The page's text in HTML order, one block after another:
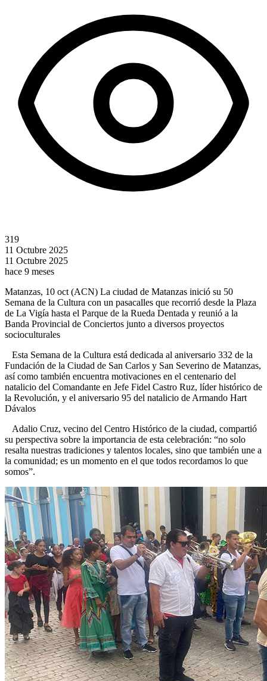
319
11 Octubre 2025
11 Octubre 2025
hace 9 meses
Matanzas, 10 oct (ACN) La ciudad de Matanzas inició su 50
Semana de la Cultura con un pasacalles que recorrió desde la Plaza
de La Vigía hasta el Parque de la Rueda Dentada y reunió a la
Banda Provincial de Conciertos junto a diversos proyectos
socioculturales
Esta Semana de la Cultura está dedicada al aniversario 332 de la
Fundación de la Ciudad de San Carlos y San Severino de Matanzas,
así como también encuentra motivaciones en el centenario del
natalicio del Comandante en Jefe Fidel Castro Ruz, líder histórico de
la Revolución, y el aniversario 95 del natalicio de Armando Hart
Dávalos
Adalio Cruz, vecino del Centro Histórico de la ciudad, compartió
su perspectiva sobre la importancia de esta celebración: “no solo
resalta nuestras tradiciones y talentos locales, sino que también une a
la comunidad; es un momento en el que todos recordamos lo que
somos”.